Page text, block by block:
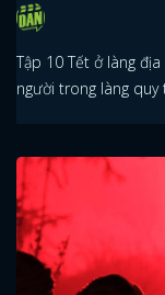
Tập 10 Tết ở làng
người trong làng quy